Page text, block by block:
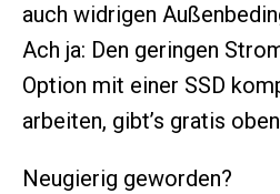
auch widrigen
Ach ja: Den geringen
Option mit einer SSD
arbeiten, gibt’s gratis
Neugierig geworden?